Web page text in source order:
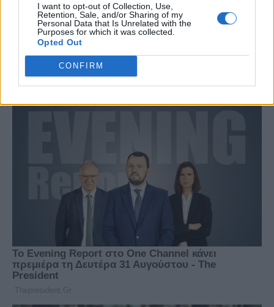
I want to opt-out of Collection, Use,
Retention, Sale, and/or Sharing of my
Personal Data that Is Unrelated with the
Purposes for which it was collected.
Opted Out
CONFIRM